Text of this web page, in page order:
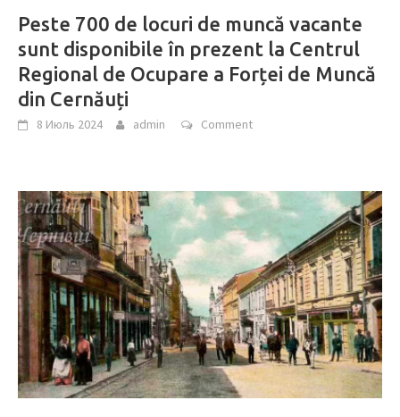
Peste 700 de locuri de muncă vacante
sunt disponibile în prezent la Centrul
Regional de Ocupare a Forței de Muncă
din Cernăuți
8 Июль 2024 admin Comment